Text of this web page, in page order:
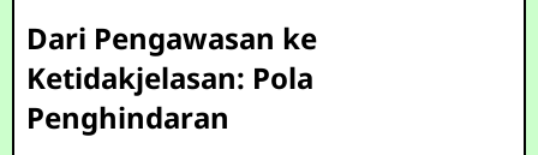
Dari Pengawasan ke
Ketidakjelasan: Pola
Penghindaran